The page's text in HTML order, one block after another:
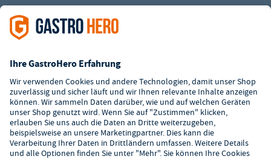
Digitaler Showroom
Kundenservice
Kontaktformular
Hilfe